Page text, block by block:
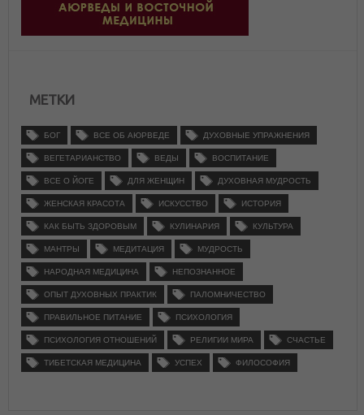
МЕТКИ
БОГ ВСЕ ОБ АЮРВЕДЕ ДУХОВНЫЕ УПРАЖНЕНИЯ
ВЕГЕТАРИАНСТВО ВЕДЫ ВОСПИТАНИЕ
ВСЕ О ЙОГЕ ДЛЯ ЖЕНЩИН ДУХОВНАЯ МУДРОСТЬ
ЖЕНСКАЯ КРАСОТА ИСКУССТВО ИСТОРИЯ
КАК БЫТЬ ЗДОРОВЫМ КУЛИНАРИЯ КУЛЬТУРА
МАНТРЫ МЕДИТАЦИЯ МУДРОСТЬ
НАРОДНАЯ МЕДИЦИНА НЕПОЗНАННОЕ
ОПЫТ ДУХОВНЫХ ПРАКТИК ПАЛОМНИЧЕСТВО
ПРАВИЛЬНОЕ ПИТАНИЕ ПСИХОЛОГИЯ
ПСИХОЛОГИЯ ОТНОШЕНИЙ РЕЛИГИИ МИРА СЧАСТЬЕ
ТИБЕТСКАЯ МЕДИЦИНА УСПЕХ ФИЛОСОФИЯ